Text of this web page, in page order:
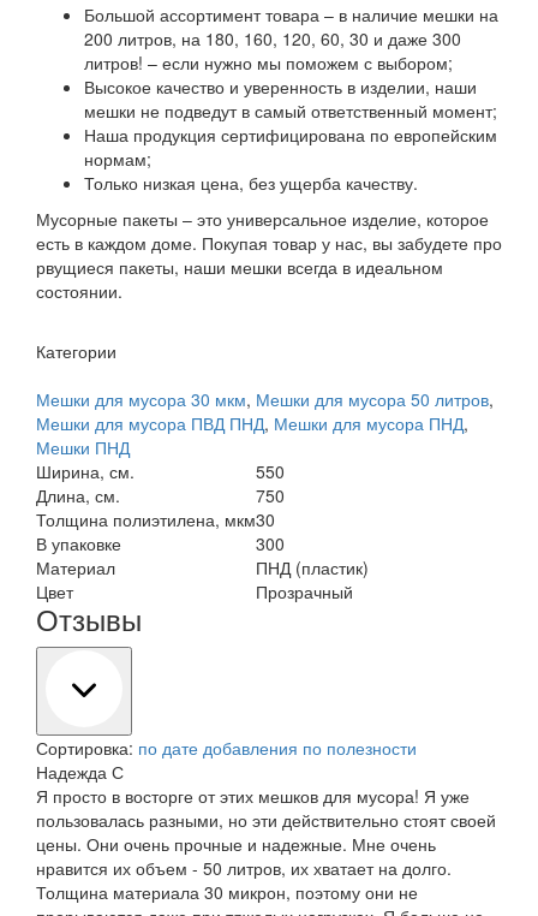
Большой ассортимент товара – в наличие мешки на
200 литров, на 180, 160, 120, 60, 30 и даже 300
литров! – если нужно мы поможем с выбором;
Высокое качество и уверенность в изделии, наши
мешки не подведут в самый ответственный момент;
Наша продукция сертифицирована по европейским
нормам;
Только низкая цена, без ущерба качеству.
Мусорные пакеты – это универсальное изделие, которое
есть в каждом доме. Покупая товар у нас, вы забудете про
рвущиеся пакеты, наши мешки всегда в идеальном
состоянии.
Категории
Мешки для мусора 30 мкм, Мешки для мусора 50 литров,
Мешки для мусора ПВД ПНД, Мешки для мусора ПНД,
Мешки ПНД
Ширина, см.
550
Длина, см.
750
Толщина полиэтилена, мкм30
В упаковке
300
Материал
ПНД (пластик)
Цвет
Прозрачный
Отзывы
Сортировка: по дате добавления по полезности
Надежда С
Я просто в восторге от этих мешков для мусора! Я уже
пользовалась разными, но эти действительно стоят своей
цены. Они очень прочные и надежные. Мне очень
нравится их объем - 50 литров, их хватает на долго.
Толщина материала 30 микрон, поэтому они не